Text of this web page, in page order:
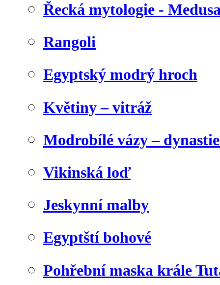
Řecká mytologie -
Rangoli
Egyptský modrý hroch
Květiny – vitráž
Modrobílé vázy –
Vikinská loď
Jeskynní malby
Egyptští bohové
Pohřební maska krále